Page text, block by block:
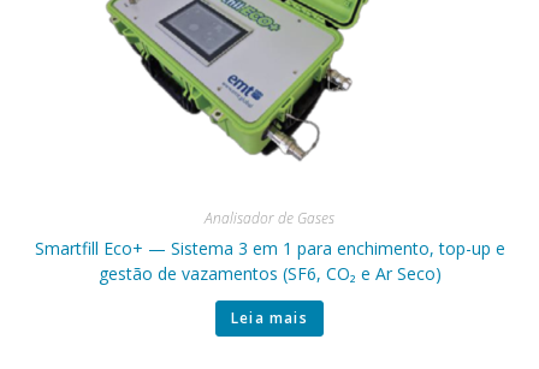
Analisador de Gases
Smartfill Eco+ — Sistema 3 em 1 para enchimento, top-up e
gestão de vazamentos (SF6, CO₂ e Ar Seco)
Leia mais